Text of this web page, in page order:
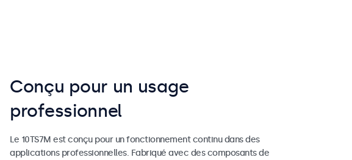
Conçu pour un usage
professionnel
Le 10TS7M est conçu pour un fonctionnement continu dans des
applications professionnelles. Fabriqué avec des composants de